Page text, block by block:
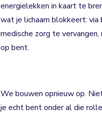
energielekken in kaart te
wat je lichaam blokkeert:
medische zorg te
op bent.
We bouwen opnieuw op.
je echt bent onder al die